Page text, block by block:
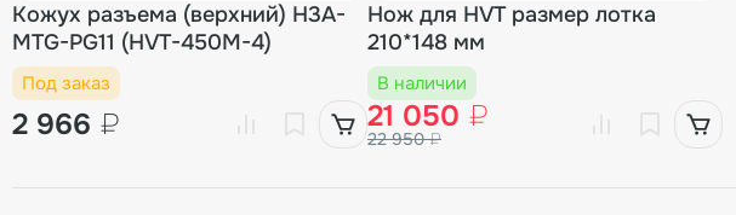
Кожух разъема (верхний) H3A-
MTG-PG11 (HVT-450M-4)
Под заказ
2 966 ₽
Нож для HVT размер лотка
210*148 мм
В наличии
21 050 ₽
22 950₽